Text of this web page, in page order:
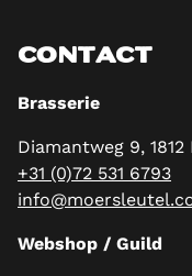
CONTACT
Brasserie
Diamantweg 9,
+31 (0)72 531 6793
Webshop / Guild